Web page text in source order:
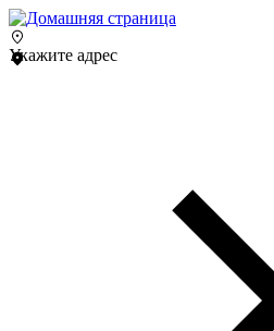
Укажите адрес